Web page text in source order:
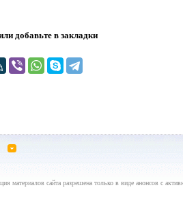
добавьте в закладки
материалов сайта разрешена только в виде анонсов с